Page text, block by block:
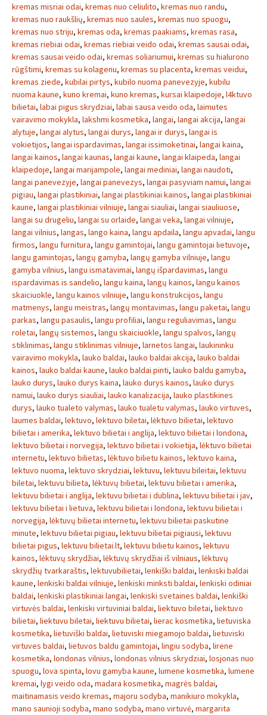
kremas misriai odai, kremas nuo celiulito, kremas nuo randu,
kremas nuo raukšlių, kremas nuo saules, kremas nuo spuogu,
kremas nuo striju, kremas oda, kremas paakiams, kremas rasa,
kremas riebiai odai, kremas riebiai veido odai, kremas sausai odai,
kremas sausai veido odai, kremas soliariumui, kremas su hialurono
rūgštimi, kremas su kolagenu, kremas su placenta, kremas veidui,
kremas ziede, kubilai pirtys, kubilo nuoma panevezyje, kubilu
nuoma kaune, kuno kremai, kuno kremas, kursai klaipedoje, l4ktuvo
bilietai, labai pigus skrydziai, labai sausa veido oda, laimutes
vairavimo mokykla, lakshmi kosmetika, langai, langai akcija, langai
alytuje, langai alytus, langai durys, langai ir durys, langai is
vokietijos, langai ispardavimas, langai issimoketinai, langai kaina,
langai kainos, langai kaunas, langai kaune, langai klaipeda, langai
klaipedoje, langai marijampole, langai mediniai, langai naudoti,
langai panevezyje, langai panevezys, langai pasyviam namui, langai
pigiau, langai plastikiniai, langai plastikiniai kainos, langai plastikiniai
kaune, langai plastikiniai vilniuje, langai siauliai, langai siauliuose,
langai su drugeliu, langai su orlaide, langai veka, langai vilniuje,
langai vilnius, langas, lango kaina, langu apdaila, langu apvadai, langu
firmos, langu furnitura, langu gamintojai, langu gamintojai lietuvoje,
langu gamintojas, langų gamyba, langų gamyba vilniuje, langu
gamyba vilnius, langu ismatavimai, langų išpardavimas, langu
ispardavimas is sandelio, langu kaina, langų kainos, langu kainos
skaiciuokle, langu kainos vilniuje, langu konstrukcijos, langu
matmenys, langu meistras, langų montavimas, langu paketai, langu
parkas, langu pasaulis, langu profiliai, langu reguliavimas, langu
roletai, langų sistemos, langu skaiciuokle, langu spalvos, langų
stiklinimas, langu stiklinimas vilniuje, larnetos langai, laukininku
vairavimo mokykla, lauko baldai, lauko baldai akcija, lauko baldai
kainos, lauko baldai kaune, lauko baldai pinti, lauko baldu gamyba,
lauko durys, lauko durys kaina, lauko durys kainos, lauko durys
namui, lauko durys siauliai, lauko kanalizacija, lauko plastikines
durys, lauko tualeto valymas, lauko tualetu valymas, lauko virtuves,
laumes baldai, lektuvo, lektuvo biletai, lėktuvo bilietai, lektuvo
bilietai i amerika, lektuvo bilietai i anglija, lektuvo bilietai i londona,
lektuvo bilietai i norvegija, lektuvo bilietai i vokietija, lėktuvo bilietai
internetu, lektuvo bilietas, lėktuvo bilietu kainos, lektuvo kaina,
lektuvo nuoma, lektuvo skrydziai, lektuvu, lektuvu bileitai, lektuvu
biletai, lektuvu bilieta, lėktuvų bilietai, lektuvu bilietai i amerika,
lektuvu bilietai i anglija, lektuvu bilietai i dublina, lektuvu bilietai i jav,
lektuvu bilietai i lietuva, lektuvu bilietai i londona, lektuvu bilietai i
norvegija, lėktuvų bilietai internetu, lektuvu bilietai paskutine
minute, lektuvu bilietai pigiau, lektuvu bilietai pigiausi, lektuvu
bilietai pigus, lektuvu bilietai.lt, lektuvu bilietu kainos, lektuvu
kainos, lėktuvų skrydžiai, lėktuvų skrydžiai iš vilniaus, lėktuvų
skrydžių tvarkaraštis, lektuvubilietai, lenkiški baldai, lenkiski baldai
kaune, lenkiski baldai vilniuje, lenkiski minksti baldai, lenkiski odiniai
baldai, lenkiski plastikiniai langai, lenkiski svetaines baldai, lenkiški
virtuvės baldai, lenkiski virtuviniai baldai, liektuvo biletai, liektuvo
bilietai, liektuvu biletai, liektuvu bilietai, lierac kosmetika, lietuviska
kosmetika, lietuviški baldai, lietuviski miegamojo baldai, lietuviski
virtuves baldai, lietuvos baldu gamintojai, lingiu sodyba, lirene
kosmetika, londonas vilnius, londonas vilnius skrydziai, losjonas nuo
spuogu, lova spinta, lovu gamyba kaune, lumene kosmetika, lumene
kremai, lygi veido oda, madara kosmetika, magrės baldai,
maitinamasis veido kremas, majoru sodyba, manikiuro mokykla,
mano saunioji sodyba, mano sodyba, mano virtuvė, margarita